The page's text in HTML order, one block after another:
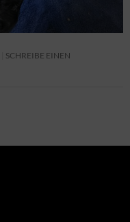
SCHREIBE EINEN